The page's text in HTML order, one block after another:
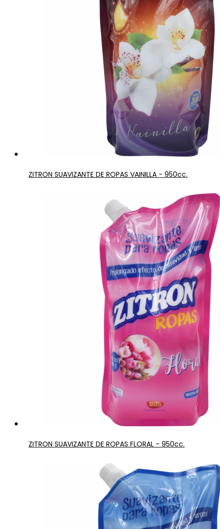
ZITRON SUAVIZANTE DE ROPAS VAINILLA - 950cc.
ZITRON SUAVIZANTE DE ROPAS FLORAL - 950cc.